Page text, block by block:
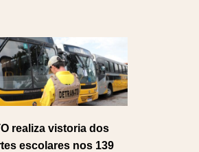
realiza vistoria dos
escolares nos 139